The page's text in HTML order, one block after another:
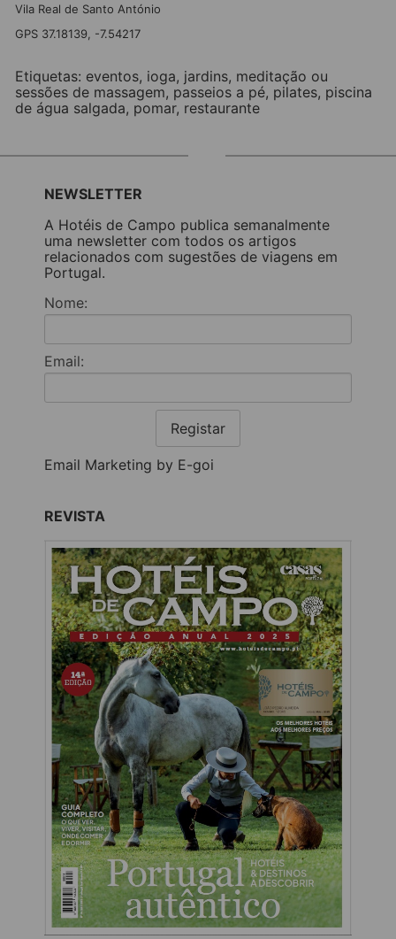
Vila Real de Santo António
GPS 37.18139, -7.54217
Etiquetas: eventos, ioga, jardins, meditação ou
sessões de massagem, passeios a pé, pilates, piscina
de água salgada, pomar, restaurante
NEWSLETTER
A Hotéis de Campo publica semanalmente
uma newsletter com todos os artigos
relacionados com sugestões de viagens em
Portugal.
Nome:
Email:
Registar
Email Marketing by E-goi
REVISTA